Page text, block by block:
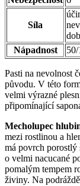
Síla
Nápadnost
Pasti na nevolnost
původu. V této
velmi výrazné
připomínající
Mecholupec
mezi rostlinou a
má povrch
o velmi nacucané
pomalým tempem
živiny. Na